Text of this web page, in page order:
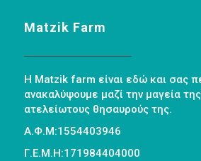
Matzik Farm
Η Matzik farm είναι εδώ και σας
ανακαλύψουμε μαζί την μαγεία
ατελείωτους θησαυρούς της.
Α.Φ.Μ:1554403946
Γ.Ε.Μ.Η:171984404000